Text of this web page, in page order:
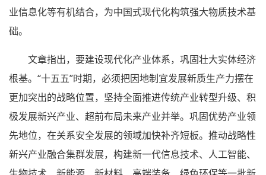
业信息化等有机结合，为中国式现代化构筑强大物质技术基
础。
文章指出，要建设现代化产业体系，巩固壮大实体经济
根基。“十五五”时期，必须把因地制宜发展新质生产力摆在
更加突出的战略位置，坚持全面推进传统产业转型升级、积
极发展新兴产业、超前布局未来产业并举。巩固优势产业领
先地位，在关系安全发展的领域加快补齐短板。推动战略性
新兴产业融合集群发展，构建新一代信息技术、人工智能、